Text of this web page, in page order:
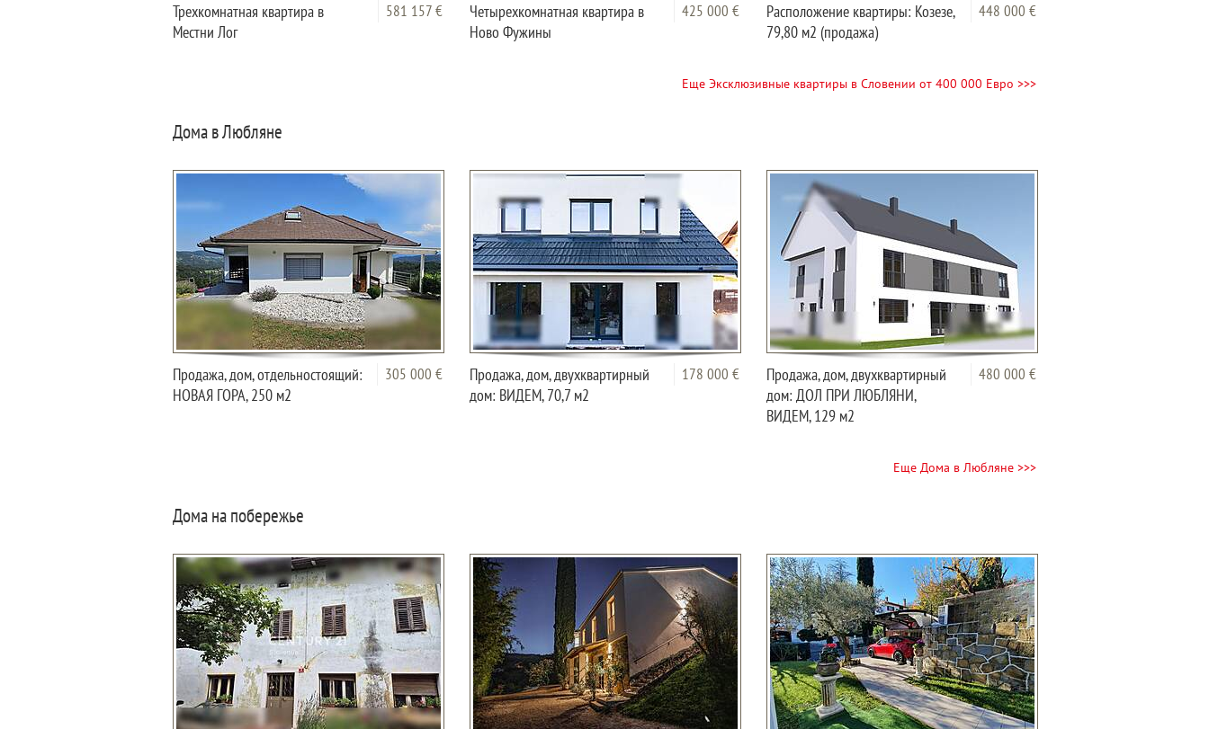
581 157 €
Трехкомнатная квартира в
Местни Лог
425 000 €
Четырехкомнатная квартира в
Ново Фужины
448 000 €
Расположение квартиры: Козезе,
79,80 м2 (продажа)
Еще Эксклюзивные квартиры в Словении от 400 000 Евро >>>
Дома в Любляне
305 000 €
Продажа, дом, отдельностоящий:
НОВАЯ ГОРА, 250 м2
178 000 €
Продажа, дом, двухквартирный
дом: ВИДЕМ, 70,7 м2
480 000 €
Продажа, дом, двухквартирный
дом: ДОЛ ПРИ ЛЮБЛЯНИ,
ВИДЕМ, 129 м2
Еще Дома в Любляне >>>
Дома на побережье